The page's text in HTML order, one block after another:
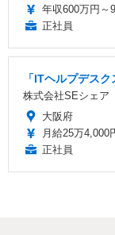
年収600万円～
正社員
「ITヘルプデス
株式会社SEシェア
大阪府
月給25万4,000
正社員